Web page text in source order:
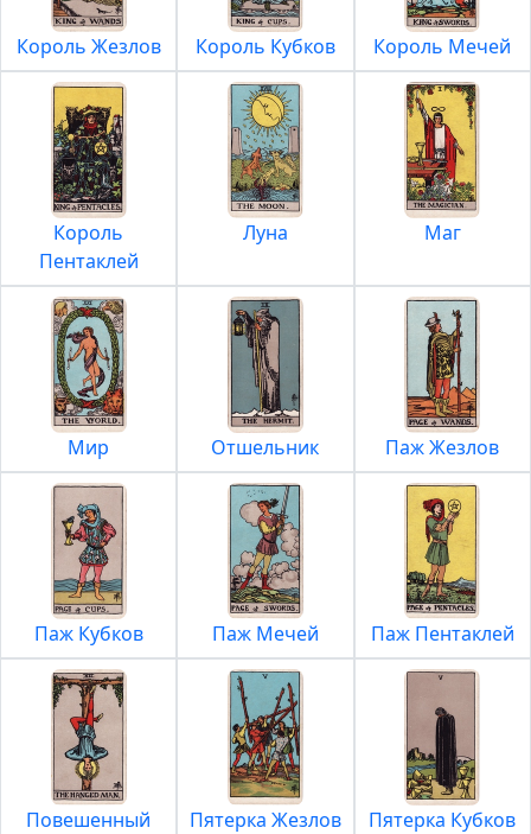
Король Жезлов Король Кубков Король Мечей
Король
Пентаклей
Луна Маг
Мир Отшельник Паж Жезлов
Паж Кубков Паж Мечей Паж Пентаклей
Повешенный Пятерка Жезлов Пятерка Кубков